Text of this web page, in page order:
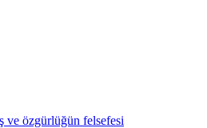
ve özgürlüğün felsefesi